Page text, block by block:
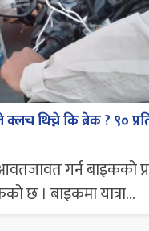
क्लच थिच्ने कि ब्रेक ? ९०
गर्न बाइकको
। बाइकमा यात्रा...